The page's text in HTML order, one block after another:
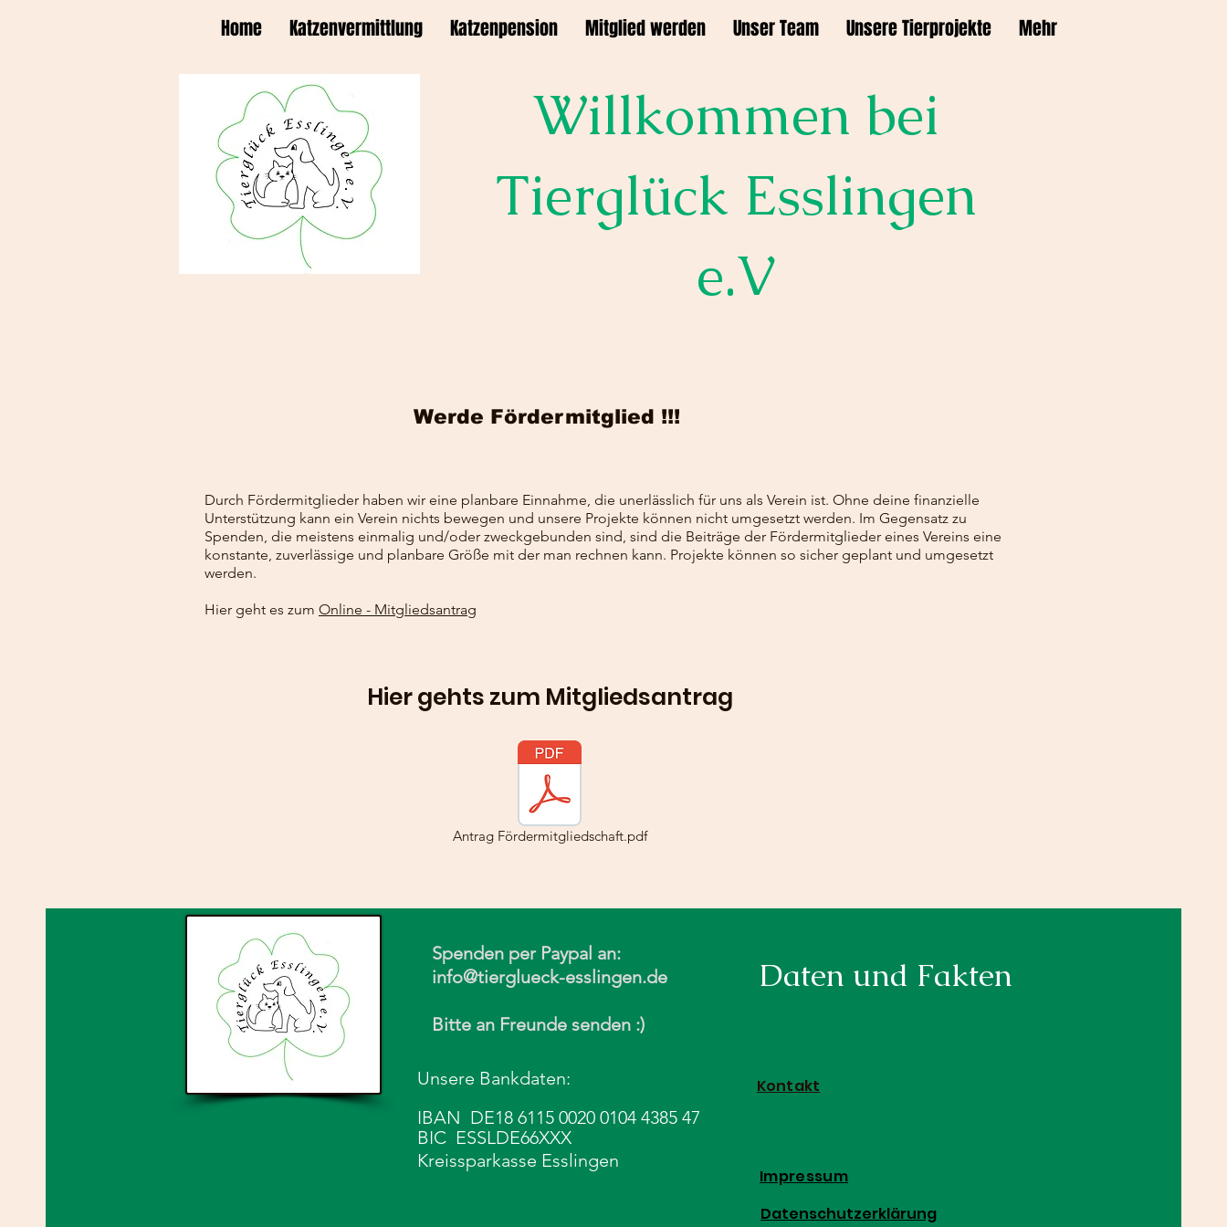
Home Katzenvermittlung Katzenpension Mitglied werden Unser Team Unsere Tierprojekte Mehr
Willkommen bei
Tierglück Esslingen
e.V
Werde Fördermitglied !!!
Durch Fördermitglieder haben wir eine planbare Einnahme, die unerlässlich für uns als Verein ist. Ohne deine finanzielle
Unterstützung kann ein Verein nichts bewegen und unsere Projekte können nicht umgesetzt werden. Im Gegensatz zu
Spenden, die meistens einmalig und/oder zweckgebunden sind, sind die Beiträge der Fördermitglieder eines Vereins eine
konstante, zuverlässige und planbare Größe mit der man rechnen kann. Projekte können so sicher geplant und umgesetzt
werden.
Hier geht es zum Online - Mitgliedsantrag
Hier gehts zum Mitgliedsantrag
Antrag Fördermitgliedschaft.pdf
Spenden per Paypal an:
info@tierglueck-esslingen.de
Bitte an Freunde senden :)
Unsere Bankdaten:
IBAN DE18 6115 0020 0104 4385 47
BIC ESSLDE66XXX
Kreissparkasse Esslingen
Daten und Fakten
Kontakt
Impressum
Datenschutzerklärung